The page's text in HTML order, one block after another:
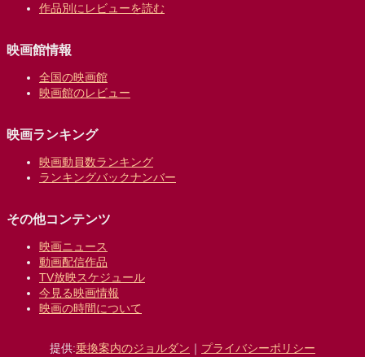
作品別にレビューを読む
映画館情報
全国の映画館
映画館のレビュー
映画ランキング
映画動員数ランキング
ランキングバックナンバー
その他コンテンツ
映画ニュース
動画配信作品
TV放映スケジュール
今見る映画情報
映画の時間について
提供:乗換案内のジョルダン ｜ プライバシーポリシー